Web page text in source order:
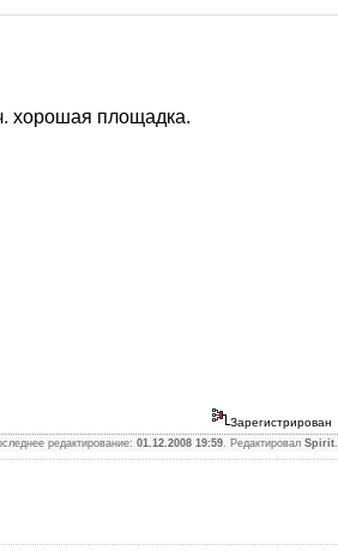
хорошая площадка.
Зарегистрирован
редактирование: 01.12.2008 19:59. Редактировал Spirit.